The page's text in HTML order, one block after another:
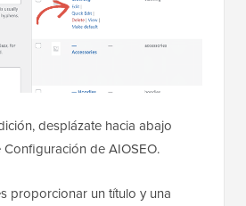
desplázate hacia abajo
de AIOSEO.
proporcionar un título y una